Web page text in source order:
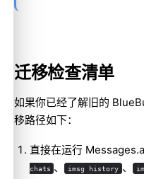
迁移检查清单
如果你已经了解旧的
移路径如下：
直接在运行
chats 、 imsg history 、